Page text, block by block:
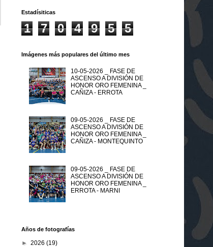
Estadísiticas
1 7 0 4 9 5 5
Imágenes más populares del último mes
10-05-2026 _ FASE DE
ASCENSO A DIVISIÓN DE
HONOR ORO FEMENINA _
CAÑIZA - ERROTA
09-05-2026 _ FASE DE
ASCENSO A DIVISIÓN DE
HONOR ORO FEMENINA _
CAÑIZA - MONTEQUINTO
09-05-2026 _ FASE DE
ASCENSO A DIVISIÓN DE
HONOR ORO FEMENINA _
ERROTA - MARNI
Años de fotografías
► 2026 (19)